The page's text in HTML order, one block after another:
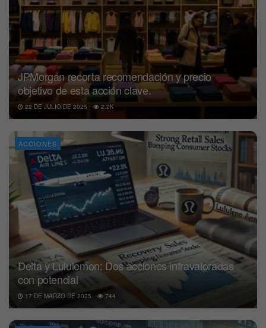
JPMorgan recorta recomendación y precio
objetivo de esta acción clave.
22 DE JULIO DE 2025 2.2K
ACCIONES
Delta y Lululemon: Dos acciones infravaloradas
con potencial
17 DE MARZO DE 2025 744